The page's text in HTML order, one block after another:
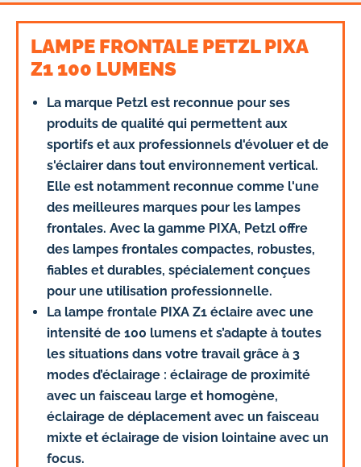
LAMPE FRONTALE PETZL PIXA
Z1 100 LUMENS
La marque Petzl est reconnue pour ses
produits de qualité qui permettent aux
sportifs et aux professionnels d'évoluer et de
s'éclairer dans tout environnement vertical.
Elle est notamment reconnue comme l'une
des meilleures marques pour les lampes
frontales. Avec la gamme PIXA, Petzl offre
des lampes frontales compactes, robustes,
fiables et durables, spécialement conçues
pour une utilisation professionnelle.
La lampe frontale PIXA Z1 éclaire avec une
intensité de 100 lumens et s’adapte à toutes
les situations dans votre travail grâce à 3
modes d’éclairage : éclairage de proximité
avec un faisceau large et homogène,
éclairage de déplacement avec un faisceau
mixte et éclairage de vision lointaine avec un
focus.